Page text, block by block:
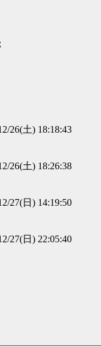
26(土) 18:18:43
26(土) 18:26:38
27(日) 14:19:50
27(日) 22:05:40